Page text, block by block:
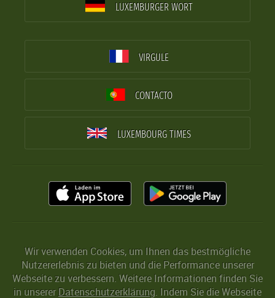
LUXEMBURGER WORT
VIRGULE
CONTACTO
LUXEMBOURG TIMES
Wir verwenden Cookies, um Ihnen das bestmögliche
Nutzererlebnis zu bieten und die Performance unserer
Webseite zu verbessern. Weitere Informationen finden Sie
in unserer Datenschutzerklärung. Indem Sie die Webseite